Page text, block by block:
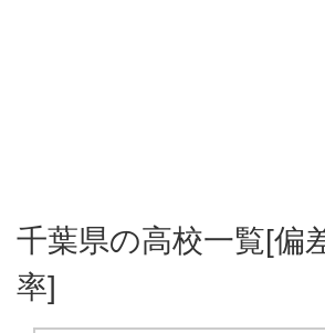
千葉県の高校一覧[偏
率]